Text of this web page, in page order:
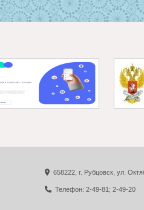
658222, г. Рубцовск, ул.
Телефон: 2-49-81; 2-49-20